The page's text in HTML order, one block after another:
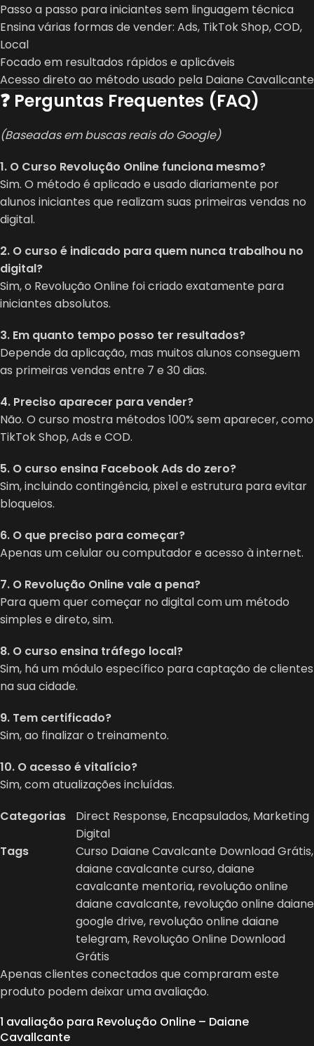
Passo a passo para iniciantes sem linguagem técnica
Ensina várias formas de vender: Ads, TikTok Shop, COD,
Local
Focado em resultados rápidos e aplicáveis
Acesso direto ao método usado pela Daiane Cavallcante
❓ Perguntas Frequentes (FAQ)
(Baseadas em buscas reais do Google)
1. O Curso Revolução Online funciona mesmo?
Sim. O método é aplicado e usado diariamente por
alunos iniciantes que realizam suas primeiras vendas no
digital.
2. O curso é indicado para quem nunca trabalhou no
digital?
Sim, o Revolução Online foi criado exatamente para
iniciantes absolutos.
3. Em quanto tempo posso ter resultados?
Depende da aplicação, mas muitos alunos conseguem
as primeiras vendas entre 7 e 30 dias.
4. Preciso aparecer para vender?
Não. O curso mostra métodos 100% sem aparecer, como
TikTok Shop, Ads e COD.
5. O curso ensina Facebook Ads do zero?
Sim, incluindo contingência, pixel e estrutura para evitar
bloqueios.
6. O que preciso para começar?
Apenas um celular ou computador e acesso à internet.
7. O Revolução Online vale a pena?
Para quem quer começar no digital com um método
simples e direto, sim.
8. O curso ensina tráfego local?
Sim, há um módulo específico para captação de clientes
na sua cidade.
9. Tem certificado?
Sim, ao finalizar o treinamento.
10. O acesso é vitalício?
Sim, com atualizações incluídas.
Categorias
Direct Response, Encapsulados, Marketing
Digital
Tags
Curso Daiane Cavalcante Download Grátis,
daiane cavalcante curso,daiane
cavalcante mentoria, revolução online
daiane cavalcante, revolução online daiane
google drive, revolução online daiane
telegram, Revolução Online Download
Grátis
1 avaliação para Revolução Online – Daiane
Cavallcante
Apenas clientes conectados que compraram este
produto podem deixar uma avaliação.